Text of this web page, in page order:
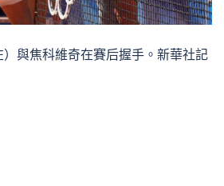
與焦科維奇在賽后握手。新華社記